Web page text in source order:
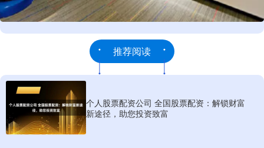
推荐阅读
个人股票配资公司 全国股票配资：解锁财富
新途径，助您投资致富